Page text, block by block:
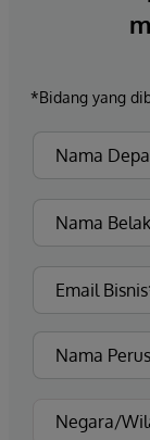
*Bidang yang